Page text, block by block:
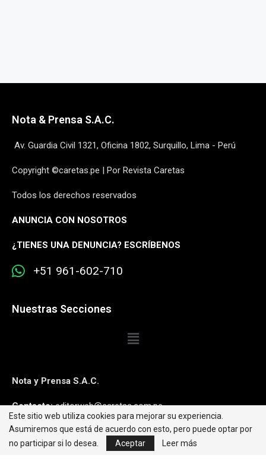
Nota & Prensa S.A.C.
Av. Guardia Civil 1321, Oficina 1802, Surquillo, Lima - Perú
Copyright ©caretas.pe | Por Revista Caretas
Todos los derechos reservados
ANUNCIA CON NOSOTROS
¿TIENES UNA DENUNCIA? ESCRÍBENOS
+51 961-602-710
Nuestras Secciones
Nota y Prensa S.A.C.
Contacto:editorweb@caretas.com.pe
Síguenos:
Este sitio web utiliza cookies para mejorar su experiencia.
Asumiremos que está de acuerdo con esto, pero puede optar por
no participar si lo desea.
Aceptar Leer más